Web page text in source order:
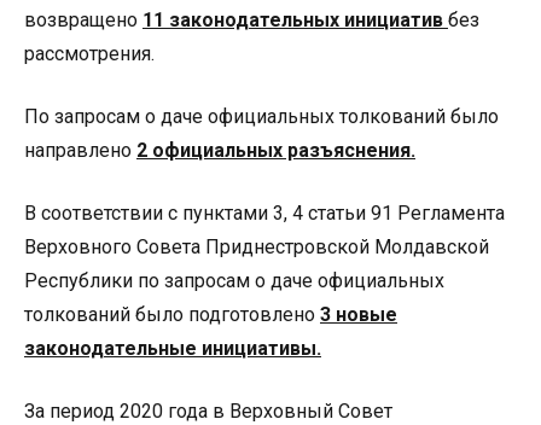
возвращено 11 законодательных инициатив без
рассмотрения.
По запросам о даче официальных толкований было
направлено 2 официальных разъяснения.
В соответствии с пунктами 3, 4 статьи 91 Регламента
Верховного Совета Приднестровской Молдавской
Республики по запросам о даче официальных
толкований было подготовлено 3 новые
законодательные инициативы.
За период 2020 года в Верховный Совет